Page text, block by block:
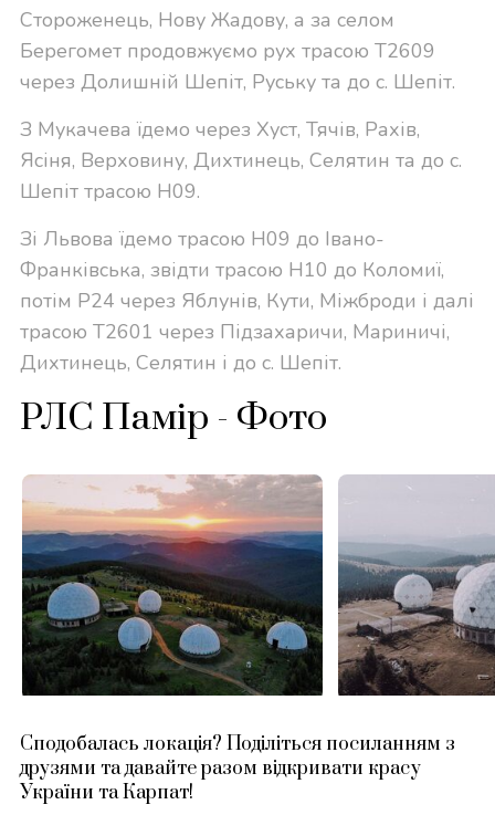
Стороженець, Нову Жадову, а за селом
Берегомет продовжуємо рух трасою T2609
через Долишній Шепіт, Руську та до с. Шепіт.
З Мукачева їдемо через Хуст, Тячів, Рахів,
Ясіня, Верховину, Дихтинець, Селятин та до с.
Шепіт трасою H09.
Зі Львова їдемо трасою H09 до Івано-
Франківська, звідти трасою H10 до Коломиї,
потім P24 через Яблунів, Кути, Міжброди і далі
трасою T2601 через Підзахаричи, Мариничі,
Дихтинець, Селятин і до с. Шепіт.
РЛС Памір - Фото
Сподобалась локація? Поділіться посиланням з
друзями та давайте разом відкривати красу
України та Карпат!